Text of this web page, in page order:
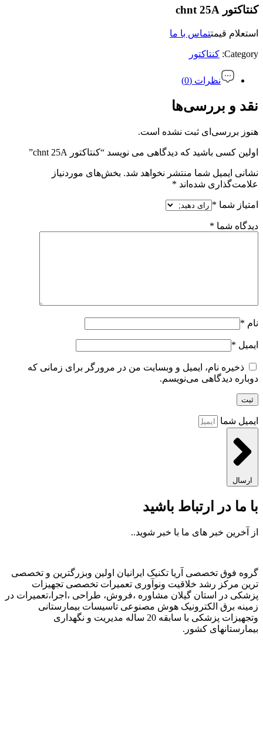
کنتاکتور chnt 25A
استعلام قیمتتماس با ما
Category: کنتاکتور
نظرات (0)
نقد و بررسی‌ها
هنوز بررسی‌ای ثبت نشده است.
اولین کسی باشید که دیدگاهی می نویسد “کنتاکتور chnt 25A”
نشانی ایمیل شما منتشر نخواهد شد. بخش‌های موردنیاز
علامت‌گذاری شده‌اند *
امتیاز شما *
دیدگاه شما *
نام *
ایمیل *
ذخیره نام، ایمیل و وبسایت من در مرورگر برای زمانی که
دوباره دیدگاهی می‌نویسم.
ایمیل شما
ارسال
با ما در ارتباط باشید
از آخرین خبر های ما با خبر شوید..
گروه فوق تخصصی آریا تکنیک ایرانیان اولین وبزرگترین و تخصصی
ترین مرکز رشد خلاقیت ونوآوری تعمیرات تخصصی تجهیزات
پزشکی در استان گیلان مشاوره ،فروش، طراحی ،اجرا،تعمیرات در
زمینه برق الکترونیک هوش مصنوعی تاسیسات بیمارستانی
وتجهیزات پزشکی با سابقه 20 ساله مدیریت و نگهداری
بیمارستانهای کشور.